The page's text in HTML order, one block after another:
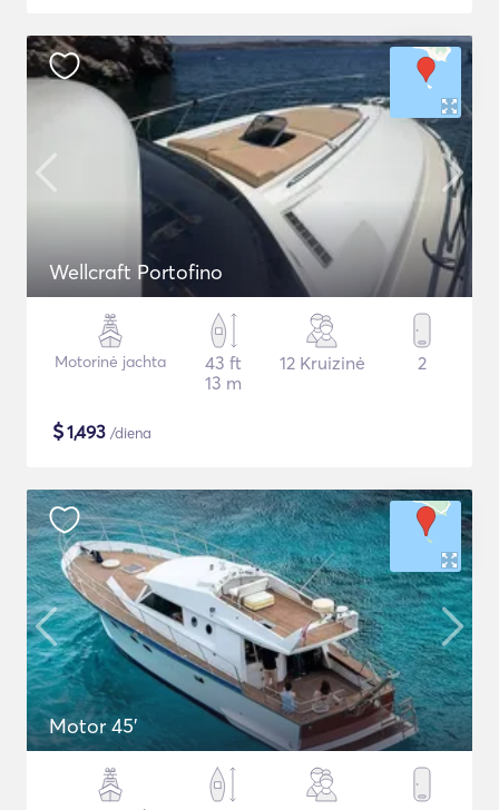
Wellcraft Portofino
Motorinė jachta
43 ft
13 m
12 Kruizinė 2
$1,493 /diena
Motor 45'